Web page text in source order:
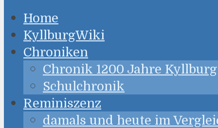
Home
KyllburgWiki
Chroniken
Chronik 1200 Jahre Kyllburg
Schulchronik
Reminiszenz
damals und heute im